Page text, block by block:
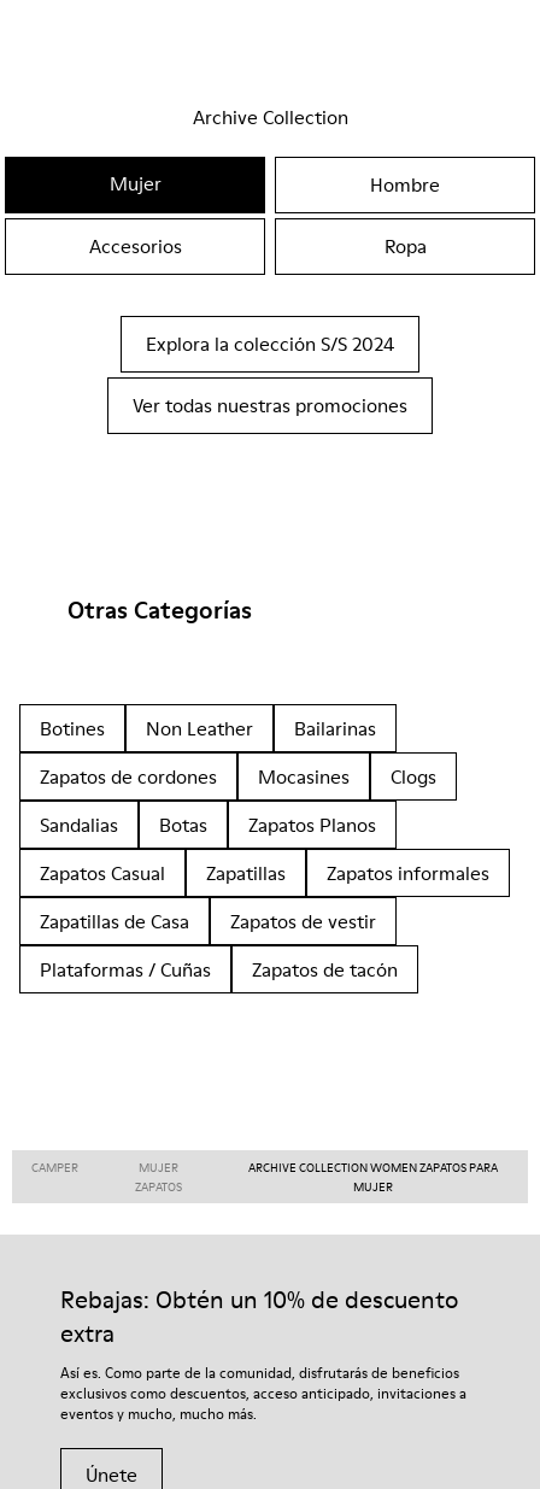
Archive Collection
Mujer Hombre
Accesorios Ropa
Explora la colección S/S 2024
Ver todas nuestras promociones
Otras Categorías
Botines Non Leather
Bailarinas
Zapatos de cordones
Mocasines
Clogs
Sandalias
Botas
Zapatos Planos
Zapatos Casual
Zapatillas
Zapatos informales
Zapatillas de Casa
Zapatos de vestir
Plataformas / Cuñas
Zapatos de tacón
CAMPER
MUJER
ZAPATOS
ARCHIVE COLLECTION WOMEN ZAPATOS PARA
MUJER
Rebajas: Obtén un 10% de descuento
extra
Así es. Como parte de la comunidad, disfrutarás de beneficios
exclusivos como descuentos, acceso anticipado, invitaciones a
eventos y mucho, mucho más.
Únete